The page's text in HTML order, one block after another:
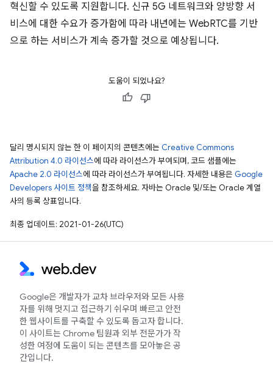
혁신할 수 있도록 지원합니다. 신규 5G 네트워크와 양방향 서
비스에 대한 수요가 증가함에 따라 내년에는 WebRTC를 기반
으로 하는 서비스가 계속 증가할 것으로 예상됩니다.
도움이 되었나요?
달리 명시되지 않는 한 이 페이지의 콘텐츠에는 Creative Commons
Attribution 4.0 라이선스에 따라 라이선스가 부여되며, 코드 샘플에는
Apache 2.0 라이선스에 따라 라이선스가 부여됩니다. 자세한 내용은 Google
Developers 사이트 정책을 참조하세요. 자바는 Oracle 및/또는 Oracle 계열
사의 등록 상표입니다.
최종 업데이트: 2021-01-26(UTC)
Google은 개발자가 교차 브라우저와 모든 사용
자를 위해 멋지고 접근하기 쉬우며 빠르고 안전
한 웹사이트를 구축할 수 있도록 돕고자 합니다.
이 사이트는 Chrome 팀원과 외부 전문가가 작
성한 여정에 도움이 되는 콘텐츠를 모아놓은 공
간입니다.